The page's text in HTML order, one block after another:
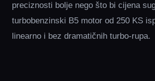
preciznosti bolje nego što bi cijena
turbobenzinski B5 motor od 250 KS
linearno i bez dramatičnih turbo-rupa.